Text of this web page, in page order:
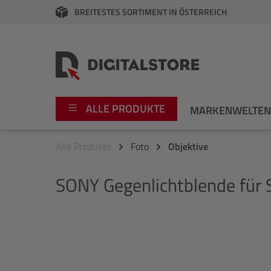
Zur Hauptnavigation springen
BREITESTES SORTIMENT IN ÖSTERREICH
ALLE PRODUKTE MARKENWELTEN
Video
Fujifilm
Alle Produkte Foto Objektive
SONYGegenlichtblende für